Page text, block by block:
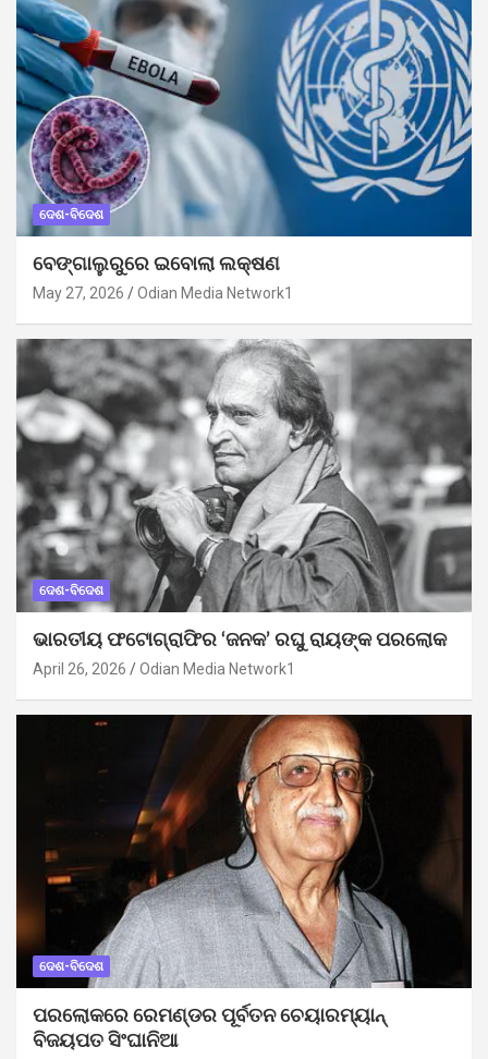
ଦେଶ-ବିଦେଶ
ବେଙ୍ଗାଲୁରୁରେ ଇବୋଲା ଲକ୍ଷଣ
May 27, 2026 Odian Media Network1
ଦେଶ-ବିଦେଶ
ଭାରତୀୟ ଫଟୋଗ୍ରାଫିର ‘ଜନକ’ ରଘୁ ରାୟଙ୍କ ପରଲୋକ
April 26, 2026 Odian Media Network1
ଦେଶ-ବିଦେଶ
ପରଲୋକରେ ରେମଣ୍ଡର ପୂର୍ବତନ ଚେୟାରମ୍ୟାନ୍
ବିଜୟପତ ସିଂଘାନିଆ